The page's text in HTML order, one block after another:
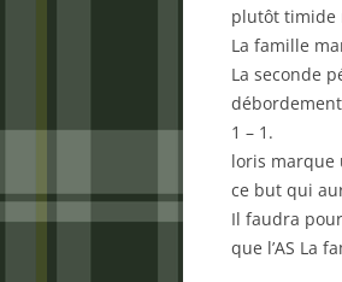
plutôt timide
La famille
La seconde
1 – 1.
loris marque
ce but qui
Il faudra
que l’AS La